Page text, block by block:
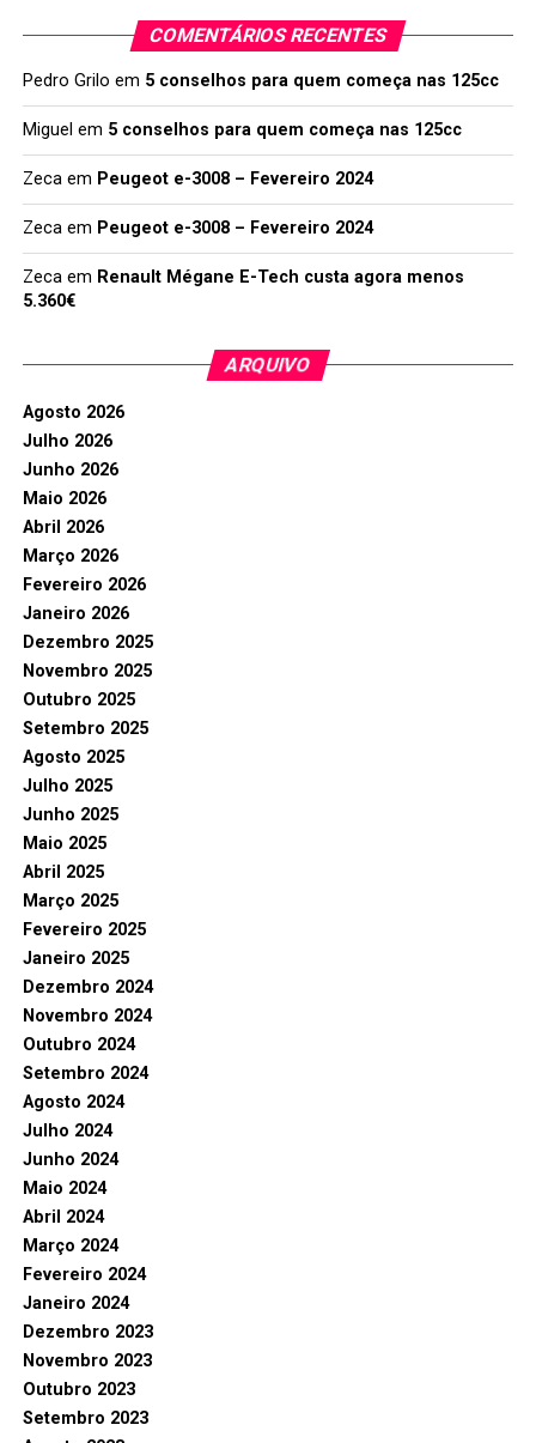
COMENTÁRIOS RECENTES
Pedro Grilo em 5 conselhos para quem começa nas 125cc
Miguel em 5 conselhos para quem começa nas 125cc
Zecaem Peugeot e-3008 – Fevereiro 2024
Zecaem Peugeot e-3008 – Fevereiro 2024
Zecaem Renault Mégane E-Tech custa agora menos
5.360€
ARQUIVO
Agosto 2026
Julho 2026
Junho 2026
Maio 2026
Abril 2026
Março 2026
Fevereiro 2026
Janeiro 2026
Dezembro 2025
Novembro 2025
Outubro 2025
Setembro 2025
Agosto 2025
Julho 2025
Junho 2025
Maio 2025
Abril 2025
Março 2025
Fevereiro 2025
Janeiro 2025
Dezembro 2024
Novembro 2024
Outubro 2024
Setembro 2024
Agosto 2024
Julho 2024
Junho 2024
Maio 2024
Abril 2024
Março 2024
Fevereiro 2024
Janeiro 2024
Dezembro 2023
Novembro 2023
Outubro 2023
Setembro 2023